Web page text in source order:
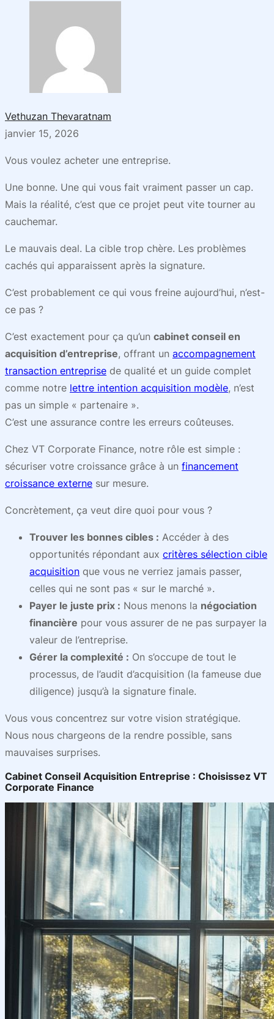
Vethuzan Thevaratnam
janvier 15, 2026
Vous voulez acheter une entreprise.
Une bonne. Une qui vous fait vraiment passer un cap.
Mais la réalité, c’est que ce projet peut vite tourner au
cauchemar.
Le mauvais deal. La cible trop chère. Les problèmes
cachés qui apparaissent après la signature.
C’est probablement ce qui vous freine aujourd’hui, n’est-
ce pas ?
C’est exactement pour ça qu’un cabinet conseil en
acquisition d’entreprise, offrant un accompagnement
transaction entreprise de qualité et un guide complet
comme notre lettre intention acquisition modèle, n’est
pas un simple « partenaire ».
C’est une assurance contre les erreurs coûteuses.
Chez VT Corporate Finance, notre rôle est simple :
sécuriser votre croissance grâce à un financement
croissance externe sur mesure.
Concrètement, ça veut dire quoi pour vous ?
Trouver les bonnes cibles : Accéder à des
opportunités répondant aux critères sélection cible
acquisition que vous ne verriez jamais passer,
celles qui ne sont pas « sur le marché ».
Payer le juste prix : Nous menons la négociation
financière pour vous assurer de ne pas surpayer la
valeur de l’entreprise.
Gérer la complexité : On s’occupe de tout le
processus, de l’audit d’acquisition (la fameuse due
diligence) jusqu’à la signature finale.
Vous vous concentrez sur votre vision stratégique.
Nous nous chargeons de la rendre possible, sans
mauvaises surprises.
Cabinet Conseil Acquisition Entreprise : Choisissez VT
Corporate Finance